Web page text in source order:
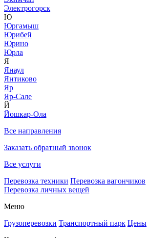
Электрогорск
Ю
Юргамыш
Юрибей
Юрино
Юрла
Я
Янаул
Янтиково
Яр
Яр-Сале
Й
Йошкар-Ола
Все направления
Заказать обратный звонок
Все услуги
Перевозка техники Перевозка вагончиков
Перевозка личных вещей
Меню
Грузоперевозки Транспортный парк Цены